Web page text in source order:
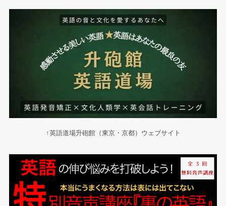
↑英語道場升砲館（東京・京都）ウェブサイト